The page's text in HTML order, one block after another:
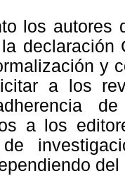
los autores
declaración
y
a los
a los